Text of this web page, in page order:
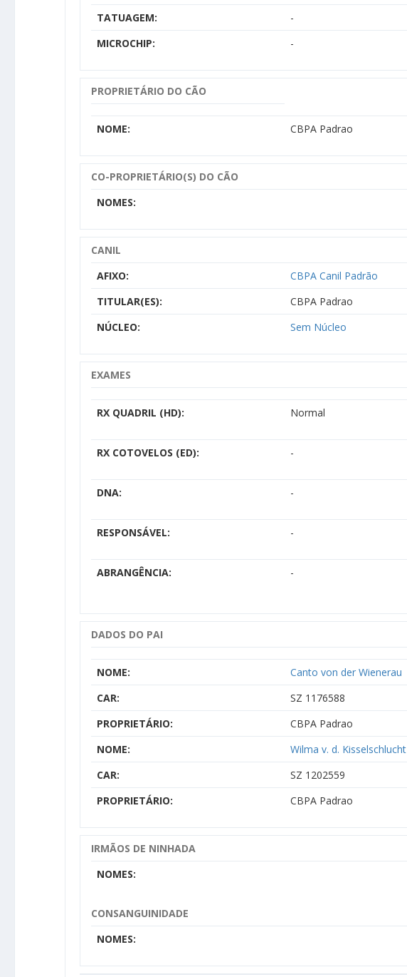
TATUAGEM:
-
MICROCHIP:
-
PROPRIETÁRIO DO CÃO
NOME: CBPA Padrao
CO-PROPRIETÁRIO(S) DO CÃO
NOMES:
CANIL
AFIXO:
CBPA Canil Padrão
TITULAR(ES):
CBPA Padrao
NÚCLEO:
Sem Núcleo
EXAMES
RX QUADRIL (HD): Normal
RX COTOVELOS (ED): -
DNA: -
RESPONSÁVEL: -
ABRANGÊNCIA: -
DADOS DO PAI
NOME:
Canto von der Wienerau
CAR:
SZ 1176588
PROPRIETÁRIO:
CBPA Padrao
NOME:
Wilma v. d. Kisselschlucht
CAR:
SZ 1202559
PROPRIETÁRIO:
CBPA Padrao
IRMÃOS DE NINHADA
NOMES:
CONSANGUINIDADE
NOMES: